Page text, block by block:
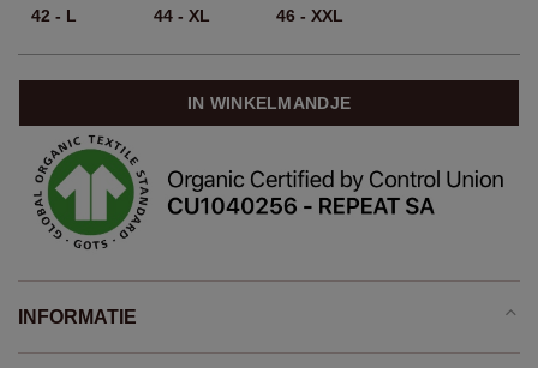
42 - L 44 - XL 46 - XXL
IN WINKELMANDJE
INFORMATIE